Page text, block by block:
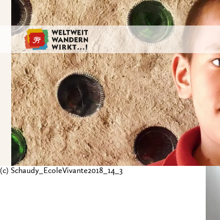
(c) Schaudy_EcoleVivante2018_14_3